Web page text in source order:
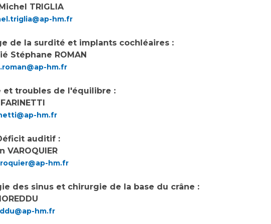
rechercheTRIGLIA
hm.fr
de la surdité et implants cochléaires :
Stéphane ROMAN
hm.fr
et troubles de l'équilibre :
hm.fr
auditif :
VAROQUIER
hm.fr
des sinus et chirurgie de la base du crâne :
hm.fr